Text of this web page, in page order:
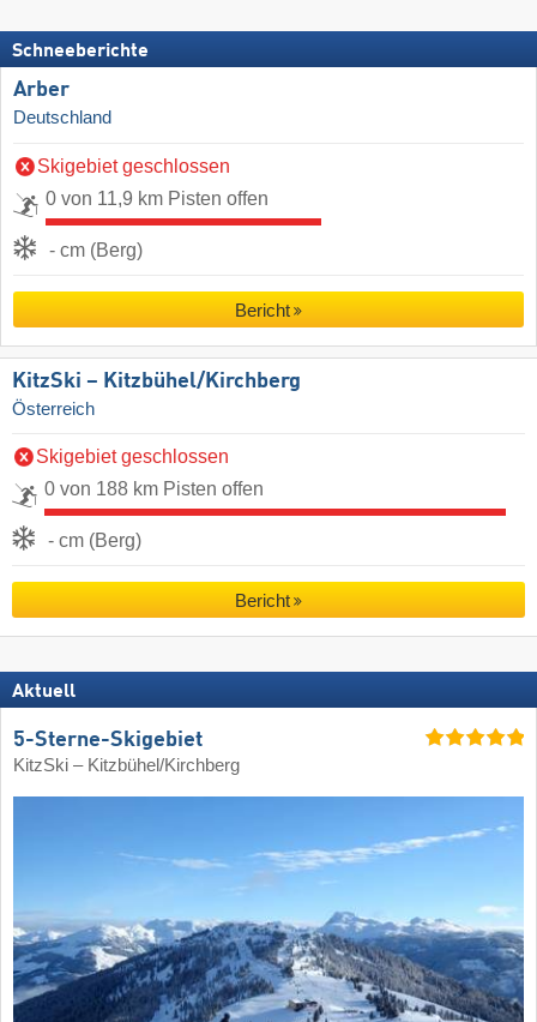
Schneeberichte
Arber
Deutschland
Skigebiet geschlossen
0 von 11,9 km Pisten offen
- cm (Berg)
Bericht
KitzSki – Kitzbühel/​Kirchberg
Österreich
Skigebiet geschlossen
0 von 188 km Pisten offen
- cm (Berg)
Bericht
Aktuell
5-Sterne-Skigebiet
KitzSki – Kitzbühel/​Kirchberg